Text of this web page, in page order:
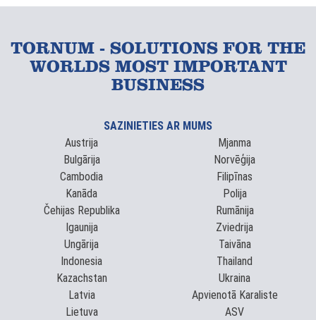
TORNUM - SOLUTIONS FOR THE
WORLDS MOST IMPORTANT
BUSINESS
SAZINIETIES AR MUMS
Austrija
Bulgārija
Cambodia
Kanāda
Čehijas Republika
Igaunija
Ungārija
Indonesia
Kazachstan
Latvia
Lietuva
Mjanma
Norvēģija
Filipīnas
Polija
Rumānija
Zviedrija
Taivāna
Thailand
Ukraina
Apvienotā Karaliste
ASV